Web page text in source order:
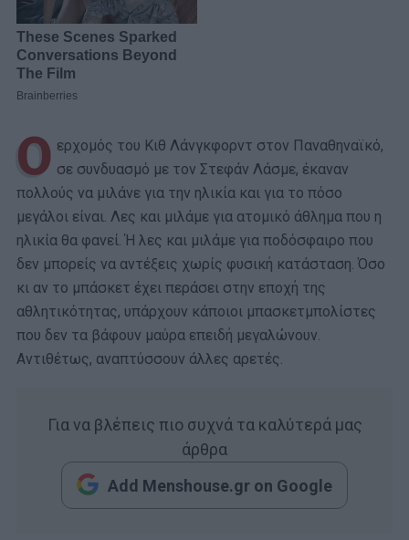
Ο ερχομός του Κιθ Λάνγκφορντ στον Παναθηναϊκό,
σε συνδυασμό με τον Στεφάν Λάσμε, έκαναν
πολλούς να μιλάνε για την ηλικία και για το πόσο
μεγάλοι είναι. Λες και μιλάμε για ατομικό άθλημα που η
ηλικία θα φανεί. Ή λες και μιλάμε για ποδόσφαιρο που
δεν μπορείς να αντέξεις χωρίς φυσική κατάσταση. Όσο
κι αν το μπάσκετ έχει περάσει στην εποχή της
αθλητικότητας, υπάρχουν κάποιοι μπασκετμπολίστες
που δεν τα βάφουν μαύρα επειδή μεγαλώνουν.
Αντιθέτως, αναπτύσσουν άλλες αρετές.
Για να βλέπεις πιο συχνά τα καλύτερά μας
άρθρα
Add Menshouse.gr on Google